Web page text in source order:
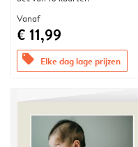
Vanaf
€ 11,99
offers Elke dag lage prijzen